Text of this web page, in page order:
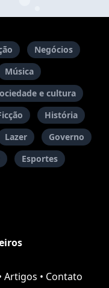
Negócios
Música
e cultura
História
Lazer
Governo
Esportes
Artigos • Contato